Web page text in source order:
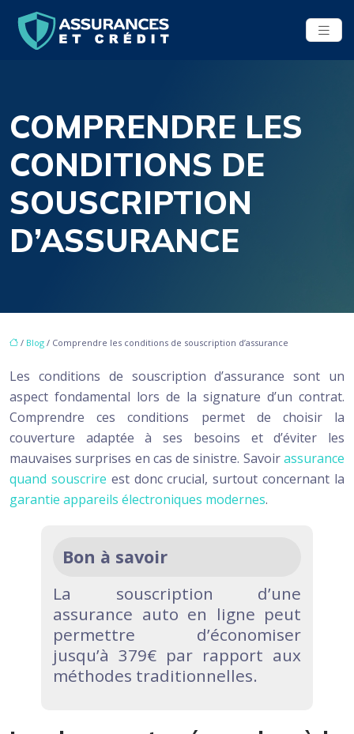
COMPRENDRE LES
CONDITIONS DE
SOUSCRIPTION
D’ASSURANCE
/ Blog / Comprendre les conditions de souscription d’assurance
Les conditions de souscription d’assurance sont un
aspect fondamental lors de la signature d’un contrat.
Comprendre ces conditions permet de choisir la
couverture adaptée à ses besoins et d’éviter les
mauvaises surprises en cas de sinistre. Savoirassurance
quand souscrire est donc crucial, surtout concernant la
garantie appareils électroniques modernes.
Bon à savoir
La souscription d’une
assurance auto en ligne peut
permettre d’économiser
jusqu’à 379€ par rapport aux
méthodes traditionnelles.